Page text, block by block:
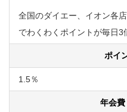
全国のダイエー、イオン各
でわくわくポイントが毎日3
ポイ
1.5％
年会費